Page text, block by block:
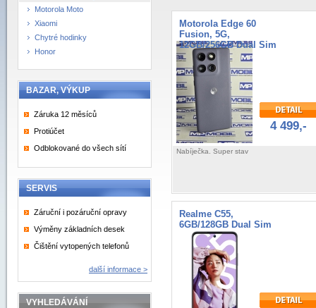
Motorola Edge 60
Fusion, 5G,
12GB/256GB Dual Sim
4 499,-
Nabíječka. Super stav
Realme C55,
6GB/128GB Dual Sim
Motorola Moto
Xiaomi
Chytré hodinky
Honor
BAZAR, VÝKUP
Záruka 12 měsíců
Protiúčet
Odblokované do všech sítí
SERVIS
Záruční i pozáruční opravy
Výměny základních desek
Čištění vytopených telefonů
další informace >
VYHLEDÁVÁNÍ